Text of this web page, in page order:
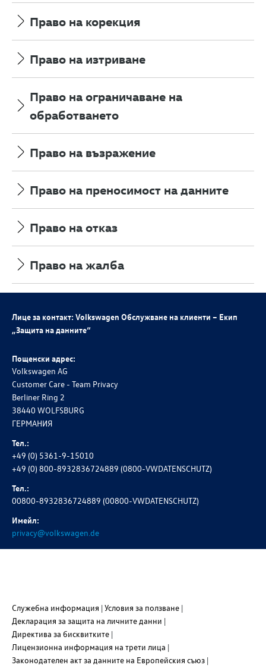
Право на корекция
Право на изтриване
Право на ограничаване на
обработването
Право на възражение
Право на преносимост на данните
Право на отказ
Право на жалба
Лице за контакт: Volkswagen Обслужване на клиенти – Екип
„Защита на данните“
Пощенски адрес:
Volkswagen AG
Customer Care - Team Privacy
Berliner Ring 2
38440 WOLFSBURG
ГЕРМАНИЯ
Тел.:
+49 (0) 5361-9-15010
+49 (0) 800-8932836724889 (0800-VWDATENSCHUTZ)
Тел.:
00800-8932836724889 (00800-VWDATENSCHUTZ)
Имейл:
privacy@volkswagen.de
Служебна информация Условия за ползване
Декларация за защита на личните данни
Директива за бисквитките
Лицензионна информация на трети лица
Законодателен акт за данните на Европейския съюз